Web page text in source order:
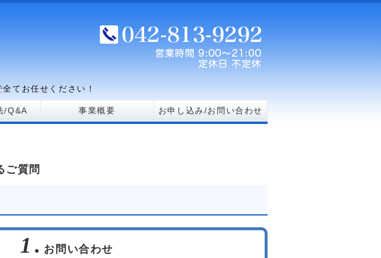
リーニングのNOTOYA（ノトヤ）東京・神奈川
てお任せください！
/Q&A 事業概要 お申し込み/お問い合わせ
ご質問
1. お問い合わせ